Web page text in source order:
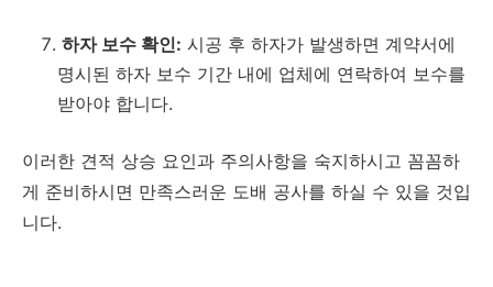
하자 보수 확인: 시공 후 하자가 발생하면 계약서에
명시된 하자 보수 기간 내에 업체에 연락하여 보수를
받아야 합니다.
이러한 견적 상승 요인과 주의사항을 숙지하시고 꼼꼼하
게 준비하시면 만족스러운 도배 공사를 하실 수 있을 것입
니다.